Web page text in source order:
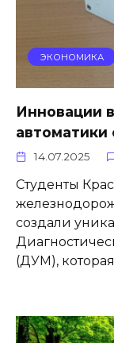
ЭКОНОМИКА
Инновации
14.07.2025
Студенты
создали
(ДУМ), которая